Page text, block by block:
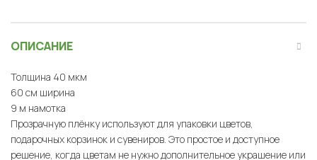
ОПИСАНИЕ
Толщина 40 мкм
60 см ширина
9 м намотка
Прозрачную плёнку используют для упаковки цветов,
подарочных корзинок и сувениров. Это простое и доступное
решение, когда цветам не нужно дополнительное украшение или